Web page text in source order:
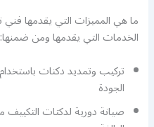
ما هي المميزات التي يقدمها
الخدمات التي يقدمها ومن ضمنها:
تركيب وتمديد دكتات
الجودة
صيانة دورية لدكتات التكييف